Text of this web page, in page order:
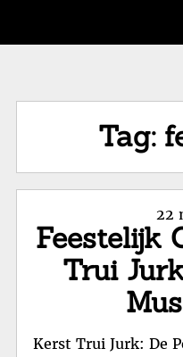
Tag:
on
22
Feestelijk
Trui
Kerst Trui Jurk: De